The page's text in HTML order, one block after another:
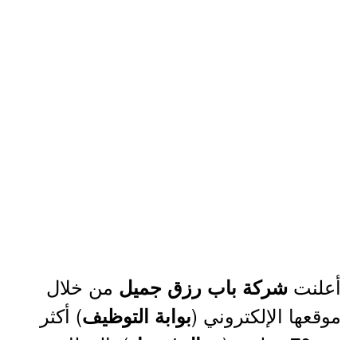
أعلنت شركة باب رزق جميل من خلال
موقعها الإلكتروني (بوابة التوظيف) أكثر